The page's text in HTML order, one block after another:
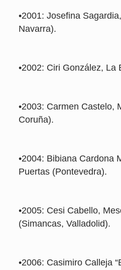
•2001: Josefina
Navarra).
•2002: Ciri González, La
•2003: Carmen Castelo,
Coruña).
•2004: Bibiana Cardona
Puertas (Pontevedra).
•2005: Cesi Cabello,
(Simancas, Valladolid).
•2006: Casimiro Calleja